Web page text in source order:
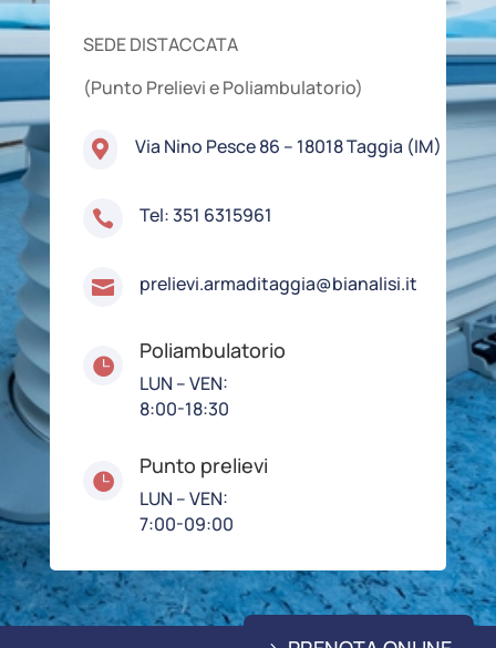
SEDE DISTACCATA
(Punto Prelievi e Poliambulatorio)
 Via Nino Pesce 86 – 18018 Taggia (IM)
 Tel: 351 6315961
 prelievi.armaditaggia@bianalisi.it

Poliambulatorio
LUN – VEN:
8:00-18:30

Punto prelievi
LUN – VEN:
7:00-09:00